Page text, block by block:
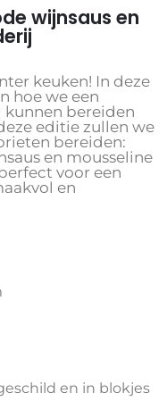
wijnsaus en
keuken! In deze
hoe we een
bereiden
editie zullen we
bereiden:
en mousseline
voor een
en
en in blokjes